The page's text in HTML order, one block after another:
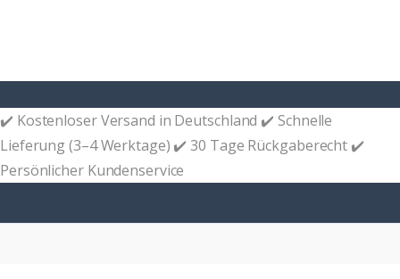
✔️ Kostenloser Versand in Deutschland ✔️ Schnelle
Lieferung (3–4 Werktage) ✔️ 30 Tage Rückgaberecht ✔️
Persönlicher Kundenservice